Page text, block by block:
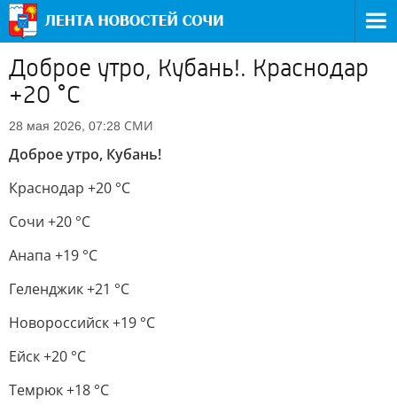
Доброе утро, Кубань!. Краснодар
+20 °С
28 мая 2026, 07:28 СМИ
Доброе утро, Кубань!
Краснодар +20 °С
Сочи +20 °С
Анапа +19 °С
Геленджик +21 °С
Новороссийск +19 °С
Ейск +20 °С
Темрюк +18 °С